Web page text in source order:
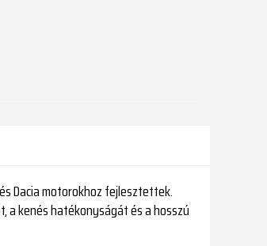
Dacia motorokhoz fejlesztettek.
kenés hatékonyságát és a hosszú